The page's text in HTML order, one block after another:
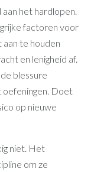
het hardlopen.
factoren voor
aan te houden
en lenigheid af.
blessure
Doet
op nieuwe
niet. Het
om ze